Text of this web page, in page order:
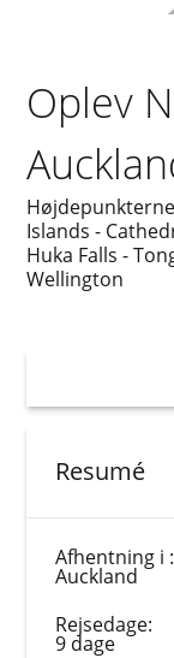
Oplev
Islands -
Huka Falls -
Wellington
Resumé
Afhentning i :
Auckland
Rejsedage:
9 dage